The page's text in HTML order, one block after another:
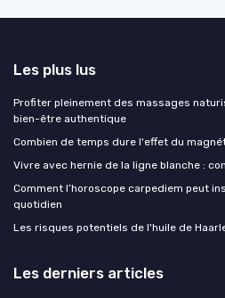
Les plus lus
Profiter pleinement des massages
bien-être authentique
Combien de temps dure l'effet du
Vivre avec hernie de la ligne blanche :
Comment l’horoscope carpediem peut
quotidien
Les risques potentiels de l'huile de
Les derniers articles